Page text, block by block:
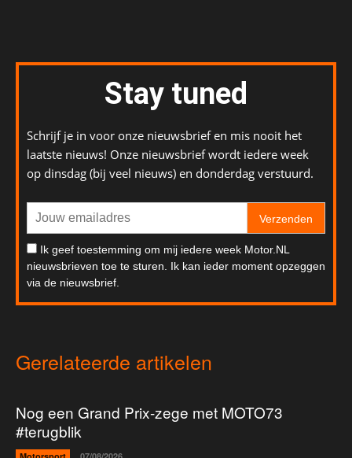
Stay tuned
Schrijf je in voor onze nieuwsbrief en mis nooit het
laatste nieuws! Onze nieuwsbrief wordt iedere week
op dinsdag (bij veel nieuws) en donderdag verstuurd.
Verzenden
Ik geef toestemming om mij iedere week Motor.NL
nieuwsbrieven toe te sturen. Ik kan ieder moment opzeggen
via de nieuwsbrief.
Gerelateerde artikelen
Nog een Grand Prix-zege met MOTO73
#terugblik